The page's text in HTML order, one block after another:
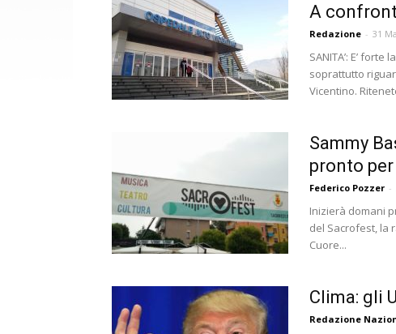
A
Redazione - 31
SANITA’: E’
soprattutto
Vicentino.
Sammy
pronto
Federico Pozzer -
Inizierà domani
del Sacrofest, la
Cuore...
Clima: gli
Redazione